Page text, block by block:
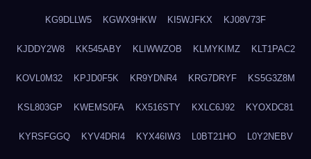
KG9DLLW5 KGWX9HKW KI5WJFKX KJ08V73F
KJDDY2W8 KK545ABY KLIWWZOB KLMYKIMZ KLT1PAC2
KOVL0M32 KPJD0F5K KR9YDNR4 KRG7DRYF KS5G3Z8M
KSL803GP KWEMS0FA KX516STY KXLC6J92 KYOXDC81
KYRSFGGQ KYV4DRI4 KYX46IW3 L0BT21HO L0Y2NEBV